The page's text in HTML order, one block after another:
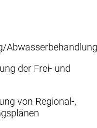
Abwasserbehandlung
der Frei- und
von Regional-,